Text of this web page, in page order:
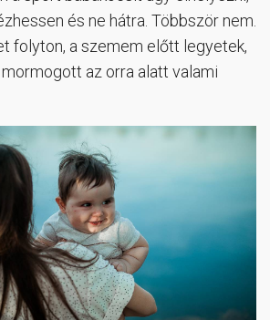
és ne hátra. Többször nem.
folyton, a szemem előtt legyetek,
az orra alatt valami